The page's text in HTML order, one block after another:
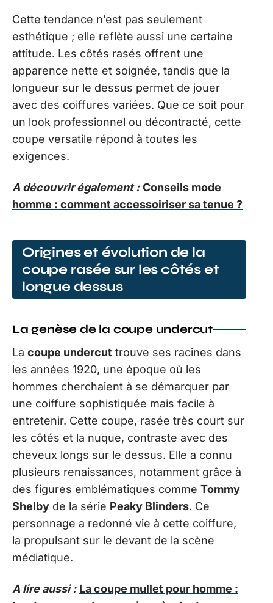
Cette tendance n’est pas seulement
esthétique ; elle reflète aussi une certaine
attitude. Les côtés rasés offrent une
apparence nette et soignée, tandis que la
longueur sur le dessus permet de jouer
avec des coiffures variées. Que ce soit pour
un look professionnel ou décontracté, cette
coupe versatile répond à toutes les
exigences.
A découvrir également : Conseils mode
homme : comment accessoiriser sa tenue ?
Origines et évolution de la
coupe rasée sur les côtés et
longue dessus
La genèse de la coupe undercut
La coupe undercut trouve ses racines dans
les années 1920, une époque où les
hommes cherchaient à se démarquer par
une coiffure sophistiquée mais facile à
entretenir. Cette coupe, rasée très court sur
les côtés et la nuque, contraste avec des
cheveux longs sur le dessus. Elle a connu
plusieurs renaissances, notamment grâce à
des figures emblématiques comme Tommy
Shelby de la série Peaky Blinders. Ce
personnage a redonné vie à cette coiffure,
la propulsant sur le devant de la scène
médiatique.
A lire aussi : La coupe mullet pour homme :